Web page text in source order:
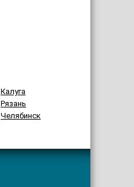
Калуга
Рязань
Челябинск